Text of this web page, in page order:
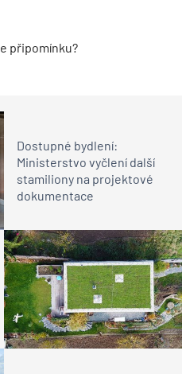
připomínku?
Dostupné bydlení:
Ministerstvo vyčlení další
stamiliony na projektové
dokumentace